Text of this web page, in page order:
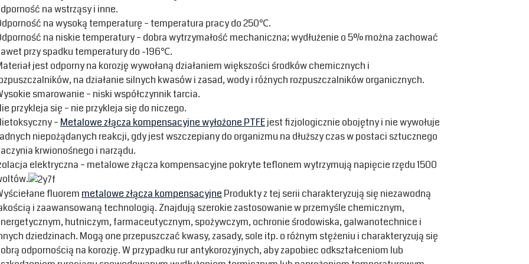
na wstrząsy i inne.
na wysoką temperaturę – temperatura pracy do 250℃.
na niskie temperatury – dobra wytrzymałość mechaniczna; wydłużenie o 5% można zachować
przy spadku temperatury do -196℃.
jest odporny na korozję wywołaną działaniem większości środków chemicznych i
na działanie silnych kwasów i zasad, wody i różnych rozpuszczalników organicznych.
smarowanie – niski współczynnik tarcia.
przykleja się – nie przykleja się do niczego.
– Metalowe złącza kompensacyjne wyłożone PTFEjest fizjologicznie obojętny i nie wywołuje
niepożądanych reakcji, gdy jest wszczepiany do organizmu na dłuższy czas w postaci sztucznego
krwionośnego i narządu.
elektryczna – metalowe złącza kompensacyjne pokryte teflonem wytrzymują napięcie rzędu 1500
fluorem metalowe złącza kompensacyjne Produkty z tej serii charakteryzują się niezawodną
i zaawansowaną technologią. Znajdują szerokie zastosowanie w przemyśle chemicznym,
hutniczym, farmaceutycznym, spożywczym, ochronie środowiska, galwanotechnice i
dziedzinach. Mogą one przepuszczać kwasy, zasady, sole itp. o różnym stężeniu i charakteryzują się
odpornością na korozję. W przypadku rur antykorozyjnych, aby zapobiec odkształceniom lub